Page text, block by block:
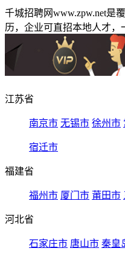
千城招聘网www.zpw.net是
历，企业可直招本地人才，
江苏省
南京市 无锡市 徐州市
宿迁市
福建省
福州市 厦门市 莆田市
河北省
石家庄市 唐山市 秦皇